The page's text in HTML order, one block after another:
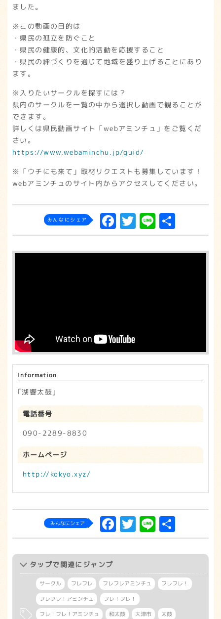
ました。
※この動画の目的は
・県民の孤立を防ぐこと
・県民の健康的、文化的活動を応援すること
・県民の絆づくりを通じて地域を盛り上げることにあり
ます。
※入りたいサークルを探すには？
県内のサークルを一覧の中から選択し動画で観ることが
できます。
詳しくは県民動画サイト「webアミンチュ」をご覧くだ
さい。
https://www.webaminchu.jp/guid/
※「ウチにも来て」取材リクエストも募集しています！
webアミンチュのサイト内からアクセスしてください｡
みんなにシェア F
a
c
k
T
w
it
L
in
e
有
Information
｢湖響太鼓｣
電話番号
090-2289-8830
ホームページ
http://kokyo.xyz/
みんなにシェア Facebook
Twitter
Line
有
タップで関連にジャンプ
サークル フレフレ フレフレアミンチュ
フレフレ！
フレフレ！アミンチュ
フレ！フレ！
フレ！フレ！アミンチュ
和太鼓 大津市
太鼓